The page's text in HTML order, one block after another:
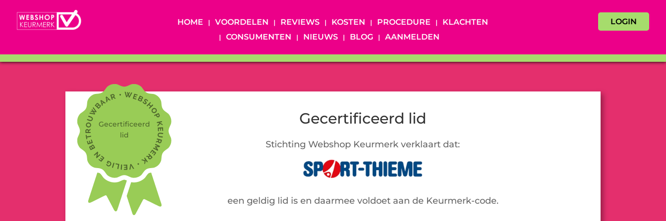
HOME VOORDELEN REVIEWS KOSTEN PROCEDURE
KLACHTEN
CONSUMENTEN
NIEUWS BLOG AANMELDEN
LOGIN
Gecertificeerd
lid
Gecertificeerd lid
Stichting Webshop Keurmerk verklaart dat:
een geldig lid is en daarmee voldoet aan de Keurmerk-code.